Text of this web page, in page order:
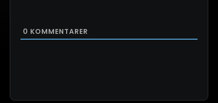
0 KOMMENTARER